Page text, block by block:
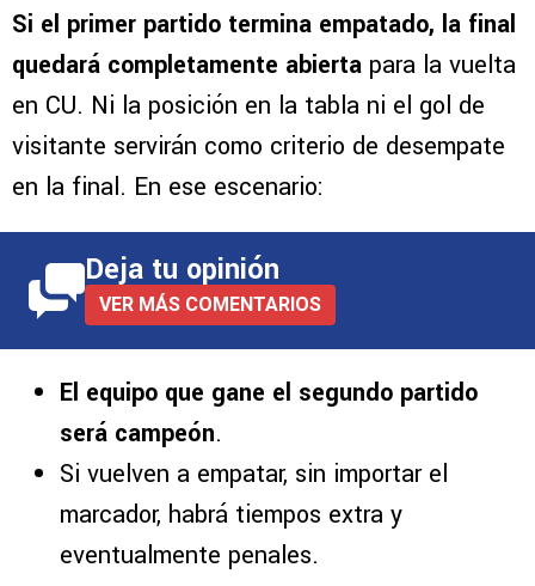
Si el primer partido termina empatado, la final
quedará completamente abierta para la vuelta
en CU. Ni la posición en la tabla ni el gol de
visitante servirán como criterio de desempate
en la final. En ese escenario:
Deja tu opinión
VER MÁS COMENTARIOS
El equipo que gane el segundo partido
será campeón.
Si vuelven a empatar, sin importar el
marcador, habrá tiempos extra y
eventualmente penales.